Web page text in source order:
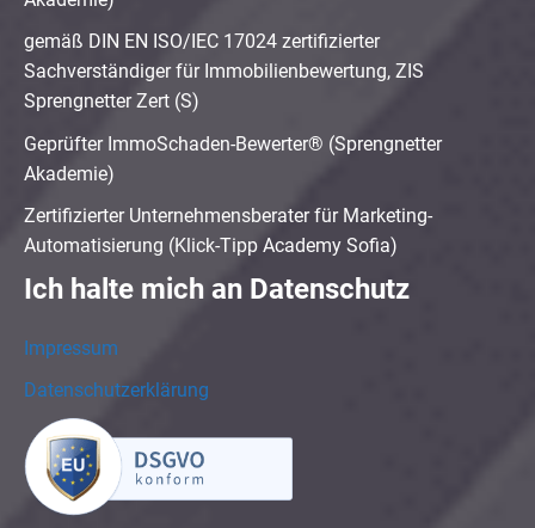
gemäß DIN EN ISO/IEC 17024 zertifizierter
Sachverständiger für Immobilienbewertung, ZIS
Sprengnetter Zert (S)
Geprüfter ImmoSchaden-Bewerter® (Sprengnetter
Akademie)
Zertifizierter Unternehmensberater für Marketing-
Automatisierung (Klick-Tipp Academy Sofia)
Ich halte mich an Datenschutz
Impressum
Datenschutzerklärung